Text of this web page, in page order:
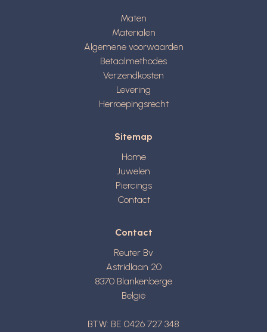
Maten
Materialen
Algemene voorwaarden
Betaalmethodes
Verzendkosten
Levering
Herroepingsrecht
Sitemap
Home
Juwelen
Piercings
Contact
Contact
Reuter Bv
Astridlaan 20
8370 Blankenberge
België
BTW: BE 0426 727 348